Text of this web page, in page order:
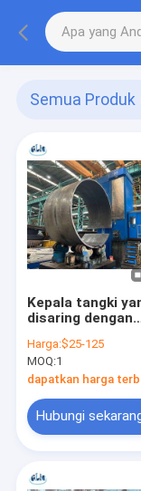
Semua Produk
Kepala tangki
disaring dengan
panas dan
dingin untuk
kapal tekanan
ketebalan 3mm-
200mm
Harga:$25-125
MOQ:1
dapatkan harga
Hubungi